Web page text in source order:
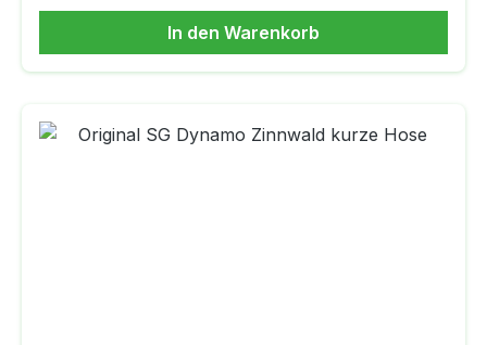
hergestellt. Eigenschaften: Regulär
geschnittenElastischer Bund mit Kordelzug100 %
Polyester
In den Warenkorb